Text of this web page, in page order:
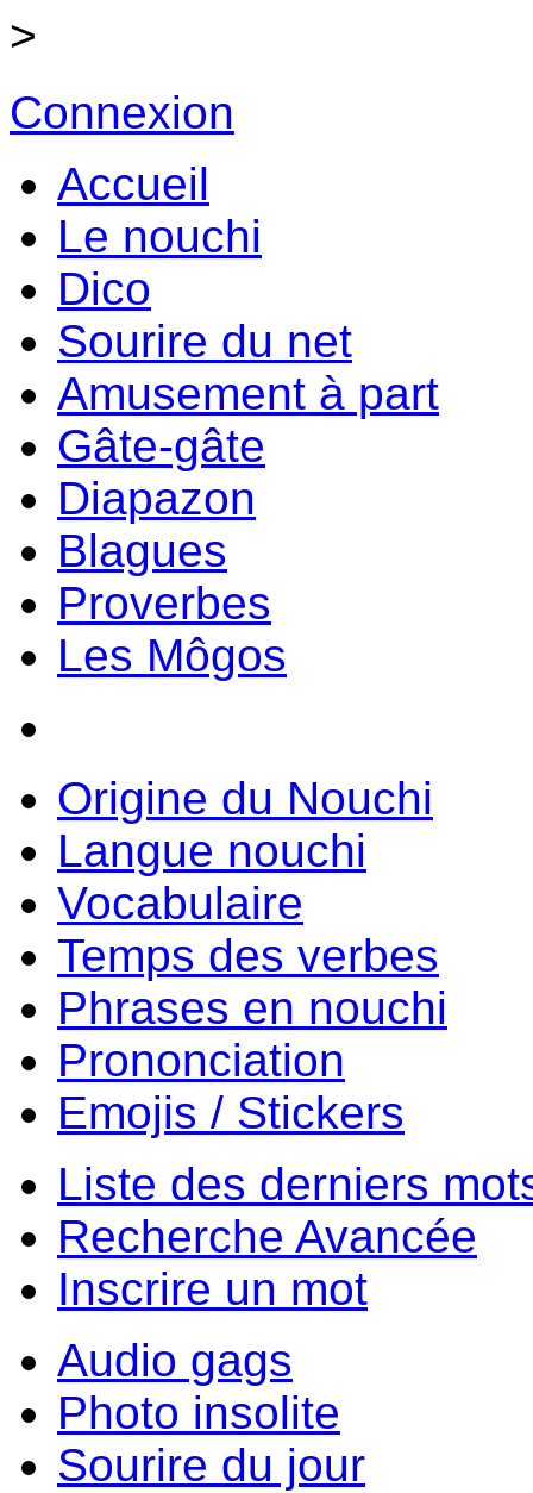
>
Connexion
Accueil
Le nouchi
Dico
Sourire du net
Amusement à part
Gâte-gâte
Diapazon
Blagues
Proverbes
Les Môgos
Origine du Nouchi
Langue nouchi
Vocabulaire
Temps des verbes
Phrases en nouchi
Prononciation
Emojis / Stickers
Liste des derniers
Recherche Avancée
Inscrire un mot
Audio gags
Photo insolite
Sourire du jour